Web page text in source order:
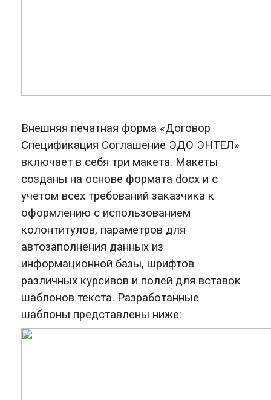
Внешняя печатная форма «Договор
Спецификация Соглашение ЭДО ЭНТЕЛ»
включает в себя три макета. Макеты
созданы на основе формата docx и с
учетом всех требований заказчика к
оформлению c использованием
колонтитулов, параметров для
автозаполнения данных из
информационной базы, шрифтов
различных курсивов и полей для вставок
шаблонов текста. Разработанные
шаблоны представлены ниже: